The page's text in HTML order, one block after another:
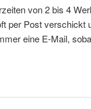
von 2 bis 4
per Post verschickt
eine E-Mail,